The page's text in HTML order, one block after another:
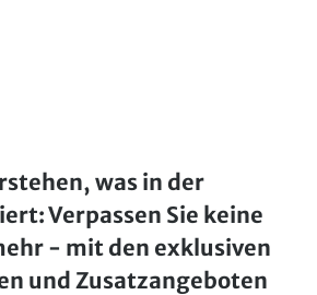
was in der
Verpassen Sie keine
- mit den exklusiven
und Zusatzangeboten